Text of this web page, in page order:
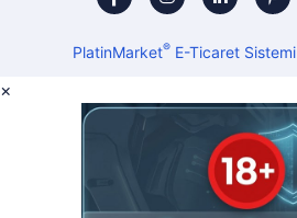
PlatinMarket®E-Ticaret Sistemi
×